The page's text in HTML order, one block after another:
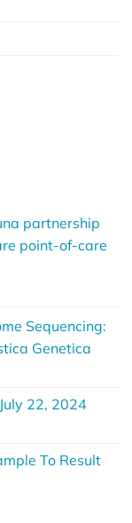
partnership
point-of-care
Sequencing:
Genetica
22, 2024
To Result